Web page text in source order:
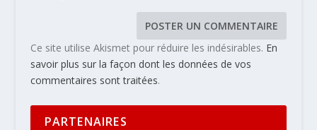
Ce site utilise Akismet pour réduire les indésirables. En
savoir plus sur la façon dont les données de vos
commentaires sont traitées.
PARTENAIRES